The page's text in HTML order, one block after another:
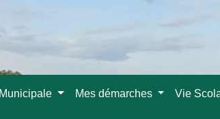
Mes démarches Vie